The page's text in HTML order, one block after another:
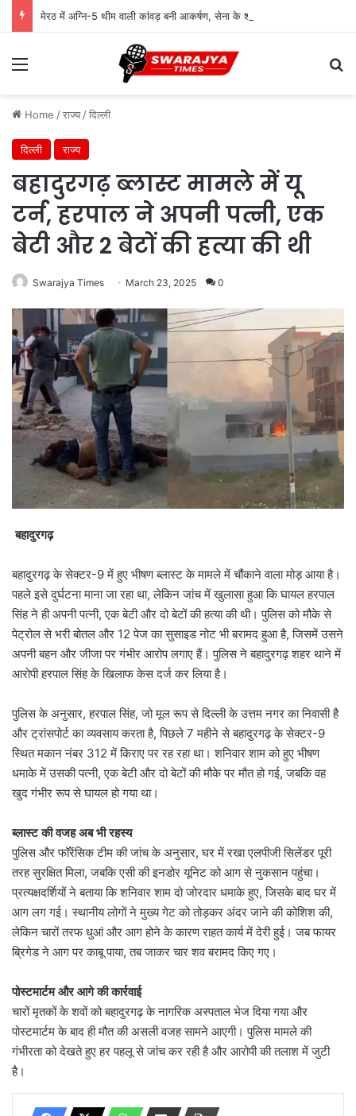
मेरठ में अग्नि-5 थीम वाली कांवड़ बनी आकर्षण, सेना के शौर्य को किया समर्पित
Menu
Home /राज्य /दिल्ली
दिल्ली राज्य
बहादुरगढ़ ब्लास्ट मामले में यू
टर्न, हरपाल ने अपनी पत्नी, एक
बेटी और 2 बेटों की हत्या की थी
Swarajya Times March 23, 2025 0
बहादुरगढ़
बहादुरगढ़ के सेक्टर-9 में हुए भीषण ब्लास्ट के मामले में चौंकाने वाला मोड़ आया है।
पहले इसे दुर्घटना माना जा रहा था, लेकिन जांच में खुलासा हुआ कि घायल हरपाल
सिंह ने ही अपनी पत्नी, एक बेटी और दो बेटों की हत्या की थी। पुलिस को मौके से
पेट्रोल से भरी बोतल और 12 पेज का सुसाइड नोट भी बरामद हुआ है, जिसमें उसने
अपनी बहन और जीजा पर गंभीर आरोप लगाए हैं। पुलिस ने बहादुरगढ़ शहर थाने में
आरोपी हरपाल सिंह के खिलाफ केस दर्ज कर लिया है।
पुलिस के अनुसार, हरपाल सिंह, जो मूल रूप से दिल्ली के उत्तम नगर का निवासी है
और ट्रांसपोर्ट का व्यवसाय करता है, पिछले 7 महीने से बहादुरगढ़ के सेक्टर-9
स्थित मकान नंबर 312 में किराए पर रह रहा था। शनिवार शाम को हुए भीषण
धमाके में उसकी पत्नी, एक बेटी और दो बेटों की मौके पर मौत हो गई, जबकि वह
खुद गंभीर रूप से घायल हो गया था।
ब्लास्ट की वजह अब भी रहस्य
पुलिस और फॉरेंसिक टीम की जांच के अनुसार, घर में रखा एलपीजी सिलेंडर पूरी
तरह सुरक्षित मिला, जबकि एसी की इनडोर यूनिट को आग से नुकसान पहुंचा।
प्रत्यक्षदर्शियों ने बताया कि शनिवार शाम दो जोरदार धमाके हुए, जिसके बाद घर में
आग लग गई। स्थानीय लोगों ने मुख्य गेट को तोड़कर अंदर जाने की कोशिश की,
लेकिन चारों तरफ धुआं और आग होने के कारण राहत कार्य में देरी हुई। जब फायर
ब्रिगेड ने आग पर काबू पाया, तब जाकर चार शव बरामद किए गए।
पोस्टमार्टम और आगे की कार्रवाई
चारों मृतकों के शवों को बहादुरगढ़ के नागरिक अस्पताल भेज दिया गया और
पोस्टमार्टम के बाद ही मौत की असली वजह सामने आएगी। पुलिस मामले की
गंभीरता को देखते हुए हर पहलू से जांच कर रही है और आरोपी की तलाश में जुटी
है।